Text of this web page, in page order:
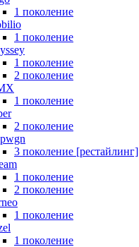
1 поколение
1 поколение
1 поколение
2 поколение
1 поколение
2 поколение
3 поколение [рестайлинг]
1 поколение
2 поколение
1 поколение
1 поколение